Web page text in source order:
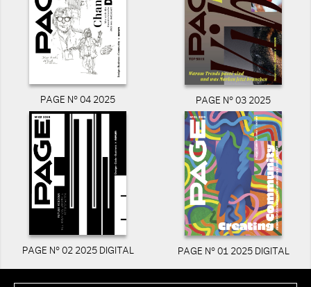
PAGE N° 04 2025 PAGE N° 03 2025
PAGE N° 02 2025 DIGITAL PAGE N° 01 2025 DIGITAL